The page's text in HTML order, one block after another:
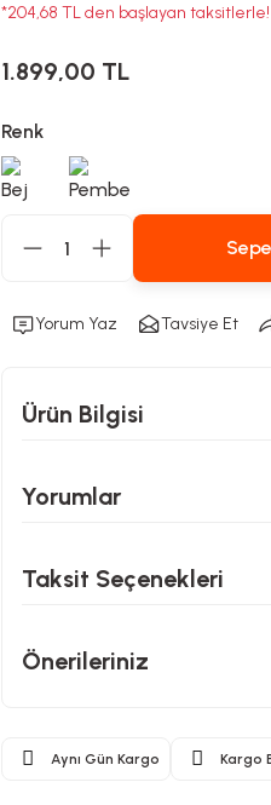
*204,68 TL den başlayan taksitlerle!
1.899,00 TL
Renk
Yorum Yaz Tavsiye Et
Ürün Bilgisi
Yorumlar
Taksit Seçenekleri
Önerileriniz
Aynı Gün Kargo Kargo